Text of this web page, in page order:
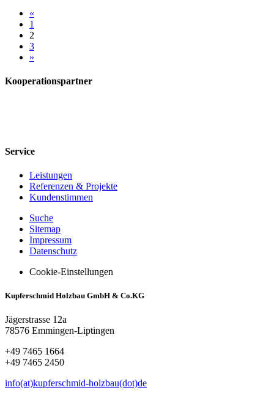
«
1
2
3
»
Kooperationspartner
Service
Leistungen
Referenzen & Projekte
Kundenstimmen
Suche
Sitemap
Impressum
Datenschutz
Cookie-Einstellungen
Kupferschmid Holzbau GmbH & Co.KG
Jägerstrasse 12a
78576 Emmingen-Liptingen
+49 7465 1664
+49 7465 2450
info(at)kupferschmid-holzbau(dot)de